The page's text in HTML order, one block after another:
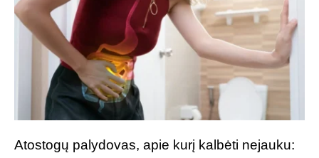
Atostogų palydovas, apie kurį kalbėti nejauku: